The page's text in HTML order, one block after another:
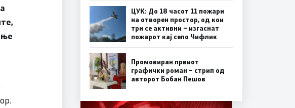
ЦУК: До 18 часот 11 пожари
на отворен простор, од кои
три се активни – изгаснат
пожарот кај село Чифлик
Промовиран првиот
графички роман – стрип од
авторот Бобан Пешов